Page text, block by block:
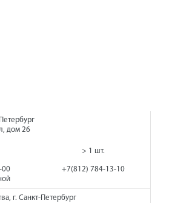
дом 26
> 1 шт.
00
+7(812) 784-13-10
г. Санкт-Петербург